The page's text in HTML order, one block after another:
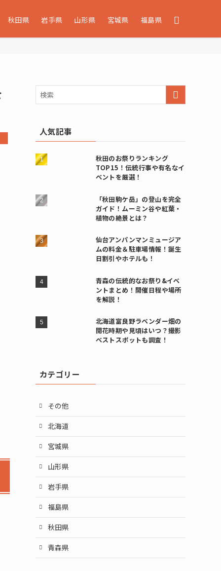
秋田県 岩手県 山形県 宮城県 福島県
人気記事
秋田のお祭りランキング
TOP15！伝統行事や有名なイ
ベントを厳選！
「秋田駒ケ岳」の登山を完全
ガイド！ムーミン谷や紅葉・
植物の絶景とは？
仙台アンパンマンミュージア
ムの料金＆駐車場情報！誕生
日割引やホテルも！
青森の伝統的なお祭り&イベ
ントまとめ！開催日程や場所
を解説！
北海道富良野ラベンダー畑の
開花時期や見頃はいつ？撮影
ベストスポットも調査！
カテゴリー
その他
北海道
宮城県
山形県
岩手県
福島県
秋田県
青森県